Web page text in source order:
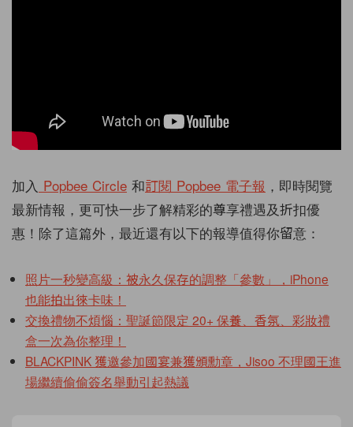
加入 Popbee Circle 和訂閱 Popbee 電子報 ，即時閱覽
最新情報，更可快一步了解精彩的尊享禮遇及折扣優
惠！除了這篇外，最近還有以下的報導值得你留意：
照片一秒變高級：被永久保存的調整「參數」，iPhone
也能拍出徠卡味！
交換禮物不煩惱：聖誕節限定 20+ 保養、香氛、彩妝禮
盒一次為你整理！
BLACKPINK 獲邀參加國宴兼獲頒勳章，Jisoo 不理國王進
場繼續偷偷簽名舉動引起熱議